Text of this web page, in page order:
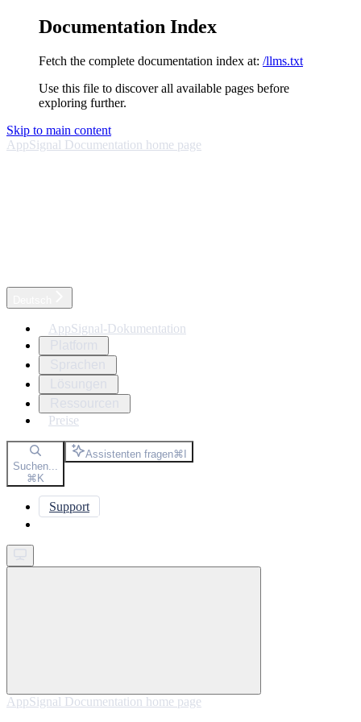
Documentation Index
Fetch the complete documentation index at: /llms.txt
Use this file to discover all available pages before
exploring further.
Skip to main content
AppSignal Documentation home page
AppSignal-Dokumentation
Preise
Suchen...
⌘K
Assistenten fragen⌘I
Support
AppSignal Documentation home page